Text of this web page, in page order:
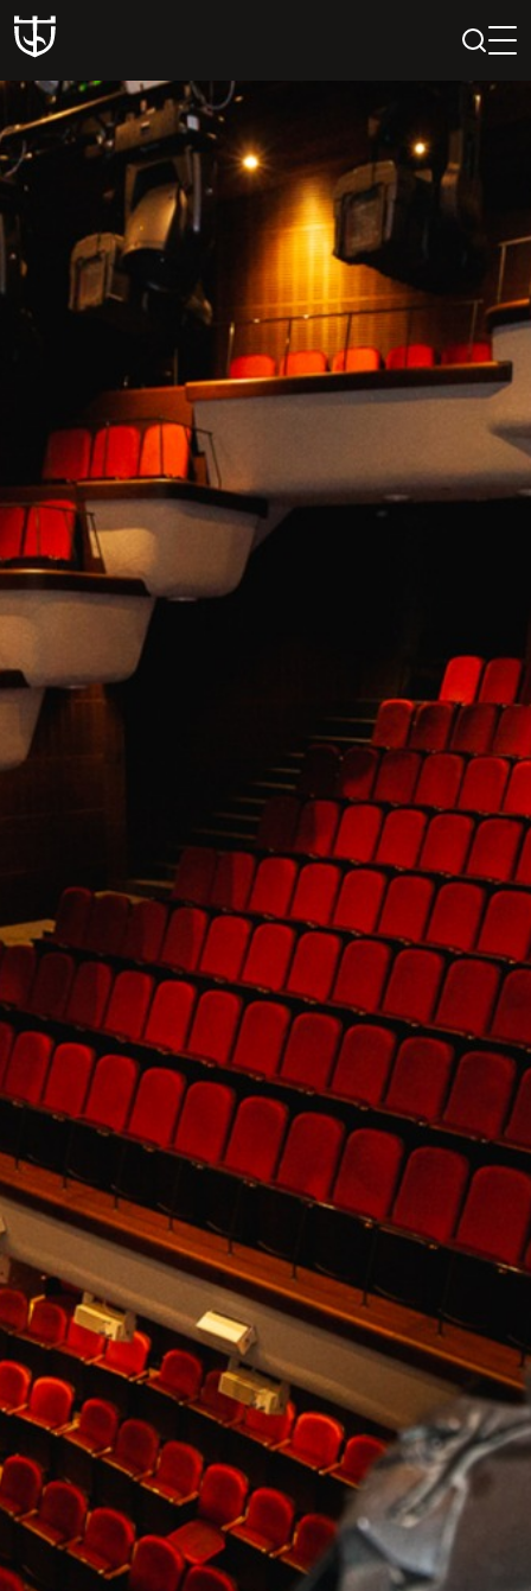
PAIEŠKA
PROFILIS
KREPŠELIS
ISTORIJA
KŪRĖJAI
REPERTUARAS
FESTIVALIS „THEATRIUM”
EDUKACIJA IR PARODOS
KULTŪROS PASAS
VIRTUALUS TURAS
Žiūrovams
BILIETAI IR NUOLAIDOS
INFORMACIJA ASMENIMS SU NEGALIA
KAVINĖ „DRAMA-CHA-CHA”
ATRIBUTIKA
NAUJIENOS
VAIKŲ TEATRO STUDIJA
Kontaktai
KONTAKTAI
PARTNERIAI
TEATRO KASA
KARJERA IR SAVANORYSTĖ
PRISIJUNGTI - +